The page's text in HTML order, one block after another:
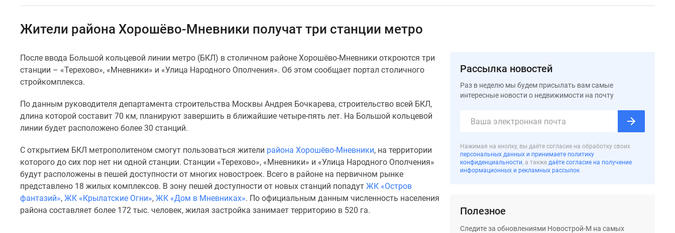
помещения
застройщики
Панорамы
новостроек
новостроек
Экспертиза
новостроек
Экология
Подмосковья
Студии
комнатные
комнатные
Жители района Хорошёво-Мневники получат три станции метро
После ввода Большой кольцевой линии метро (БКЛ) в столичном районе Хорошёво-Мневники откроются три
станции – «Терехово», «Мневники» и «Улица Народного Ополчения». Об этом сообщает портал столичного
стройкомплекса.
По данным руководителя департамента строительства Москвы Андрея Бочкарева, строительство всей БКЛ,
длина которой составит 70 км, планируют завершить в ближайшие четыре-пять лет. На Большой кольцевой
линии будет расположено более 30 станций.
С открытием БКЛ метрополитеном смогут пользоваться жители района Хорошёво-Мневники, на территории
которого до сих пор нет ни одной станции. Станции «Терехово», «Мневники» и «Улица Народного Ополчения»
будут расположены в пешей доступности от многих новостроек. Всего в районе на первичном рынке
представлено 18 жилых комплексов. В зону пешей доступности от новых станций попадут ЖК «Остров
фантазий», ЖК «Крылатские Огни», ЖК «Дом в Мневниках». По официальным данным численность населения
района составляет более 172 тыс. человек, жилая застройка занимает территорию в 520 га.
Рассылка новостей
Раз в неделю мы будем присылать вам самые
интересные новости о недвижимости на почту
Нажимая на кнопку, вы даёте согласие на обработку своих
персональных данных и принимаете политику
конфиденциальности, а также даёте согласие на получение
информационных и рекламных рассылок
Полезное
Следите за обновлениями Новострой-М на самых